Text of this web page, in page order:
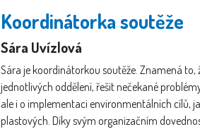
Koordinátorka soutěže
Sára Uvízlová
Sára je koordinátorkou soutěže. Znamená
jednotlivých oddělení, řešit nečekané
ale i o implementaci environmentálních cílů,
plastových. Díky svým organizačním